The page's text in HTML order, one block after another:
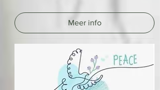
Meer info